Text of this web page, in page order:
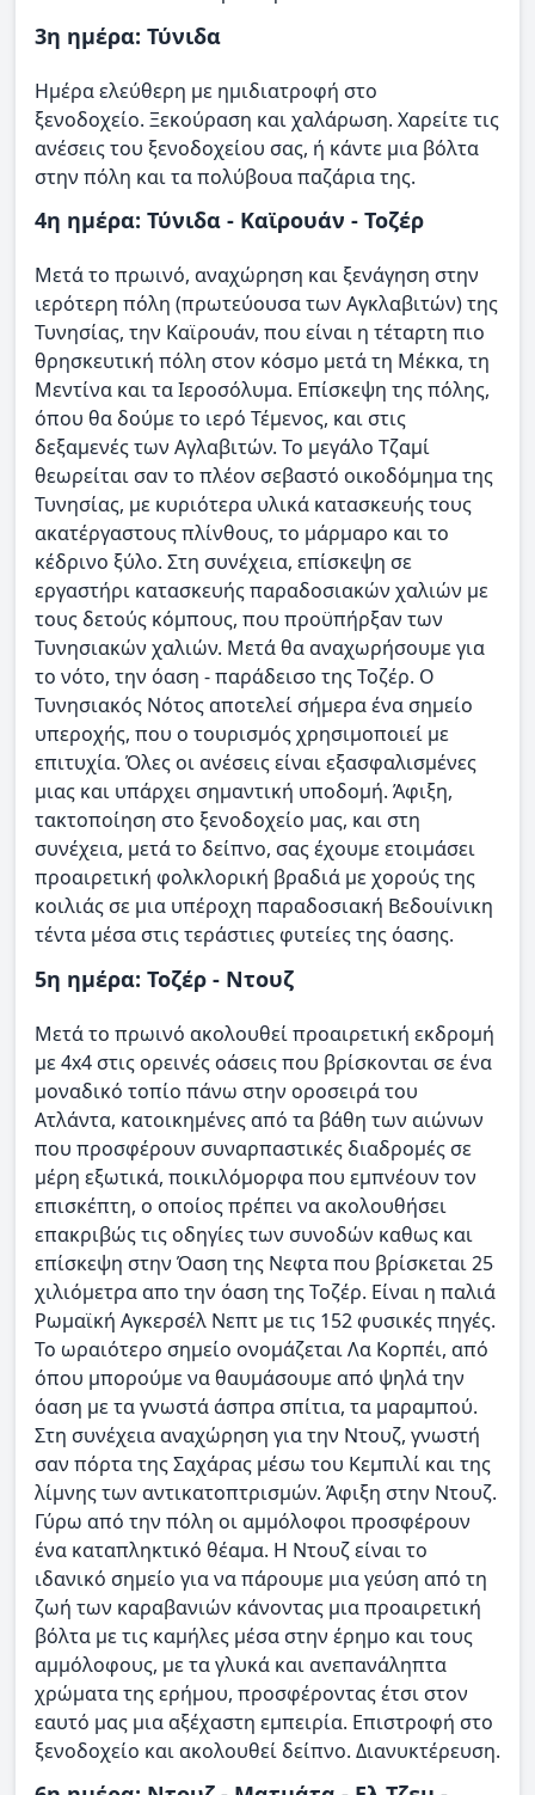
3η ημέρα: Τύνιδα
Ημέρα ελεύθερη με ημιδιατροφή στο
ξενοδοχείο. Ξεκούραση και χαλάρωση. Χαρείτε τις
ανέσεις του ξενοδοχείου σας, ή κάντε μια βόλτα
στην πόλη και τα πολύβουα παζάρια της.
4η ημέρα: Τύνιδα - Καϊρουάν - Τοζέρ
Μετά το πρωινό, αναχώρηση και ξενάγηση στην
ιερότερη πόλη (πρωτεύουσα των Αγκλαβιτών) της
Τυνησίας, την Καϊρουάν, που είναι η τέταρτη πιο
θρησκευτική πόλη στον κόσμο μετά τη Μέκκα, τη
Μεντίνα και τα Ιεροσόλυμα. Επίσκεψη της πόλης,
όπου θα δούμε το ιερό Τέμενος, και στις
δεξαμενές των Αγλαβιτών. Το μεγάλο Τζαμί
θεωρείται σαν το πλέον σεβαστό οικοδόμημα της
Τυνησίας, με κυριότερα υλικά κατασκευής τους
ακατέργαστους πλίνθους, το μάρμαρο και το
κέδρινο ξύλο. Στη συνέχεια, επίσκεψη σε
εργαστήρι κατασκευής παραδοσιακών χαλιών με
τους δετούς κόμπους, που προϋπήρξαν των
Τυνησιακών χαλιών. Μετά θα αναχωρήσουμε για
το νότο, την όαση - παράδεισο της Τοζέρ. Ο
Τυνησιακός Νότος αποτελεί σήμερα ένα σημείο
υπεροχής, που ο τουρισμός χρησιμοποιεί με
επιτυχία. Όλες οι ανέσεις είναι εξασφαλισμένες
μιας και υπάρχει σημαντική υποδομή. Άφιξη,
τακτοποίηση στο ξενοδοχείο μας, και στη
συνέχεια, μετά το δείπνο, σας έχουμε ετοιμάσει
προαιρετική φολκλορική βραδιά με χορούς της
κοιλιάς σε μια υπέροχη παραδοσιακή Βεδουίνικη
τέντα μέσα στις τεράστιες φυτείες της όασης.
5η ημέρα: Τοζέρ - Ντουζ
Μετά το πρωινό ακολουθεί προαιρετική εκδρομή
με 4x4 στις ορεινές οάσεις που βρίσκονται σε ένα
μοναδικό τοπίο πάνω στην οροσειρά του
Ατλάντα, κατοικημένες από τα βάθη των αιώνων
που προσφέρουν συναρπαστικές διαδρομές σε
μέρη εξωτικά, ποικιλόμορφα που εμπνέουν τον
επισκέπτη, ο οποίος πρέπει να ακολουθήσει
επακριβώς τις οδηγίες των συνοδών καθως και
επίσκεψη στην Όαση της Νεφτα που βρίσκεται 25
χιλιόμετρα απο την όαση της Τοζέρ. Είναι η παλιά
Ρωμαϊκή Αγκερσέλ Νεπτ με τις 152 φυσικές πηγές.
Το ωραιότερο σημείο ονομάζεται Λα Κορπέι, από
όπου μπορούμε να θαυμάσουμε από ψηλά την
όαση με τα γνωστά άσπρα σπίτια, τα μαραμπού.
Στη συνέχεια αναχώρηση για την Ντουζ, γνωστή
σαν πόρτα της Σαχάρας μέσω του Κεμπιλί και της
λίμνης των αντικατοπτρισμών. Άφιξη στην Ντουζ.
Γύρω από την πόλη οι αμμόλοφοι προσφέρουν
ένα καταπληκτικό θέαμα. Η Ντουζ είναι το
ιδανικό σημείο για να πάρουμε μια γεύση από τη
ζωή των καραβανιών κάνοντας μια προαιρετική
βόλτα με τις καμήλες μέσα στην έρημο και τους
αμμόλοφους, με τα γλυκά και ανεπανάληπτα
χρώματα της ερήμου, προσφέροντας έτσι στον
εαυτό μας μια αξέχαστη εμπειρία. Επιστροφή στο
ξενοδοχείο και ακολουθεί δείπνο. Διανυκτέρευση.